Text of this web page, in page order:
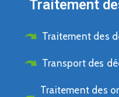
Traitement
Traitement des
Transport des
Traitement des